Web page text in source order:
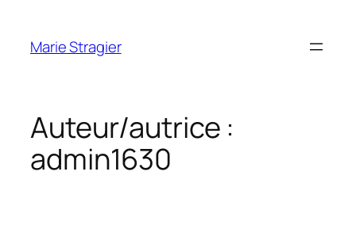
contenu
Marie Stragier
Auteur/autrice :
admin1630